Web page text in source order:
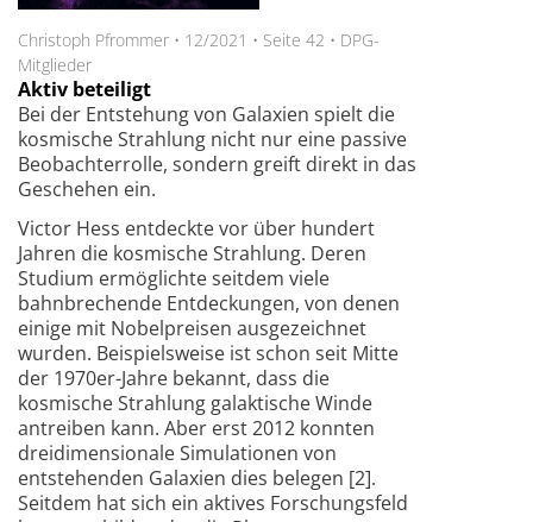
Christoph Pfrommer • 12/2021 • Seite 42 • DPG-
Mitglieder
Aktiv beteiligt
Bei der Entstehung von Galaxien spielt die
kosmische Strahlung nicht nur eine passive
Beobachterrolle, sondern greift direkt in das
Geschehen ein.
Victor Hess entdeckte vor über hundert
Jahren die kosmische Strahlung. Deren
Studium ermöglichte seitdem viele
bahnbrechende Entdeckungen, von denen
einige mit Nobelpreisen ausgezeichnet
wurden. Beispielsweise ist schon seit Mitte
der 1970er-Jahre bekannt, dass die
kosmische Strahlung galaktische Winde
antreiben kann. Aber erst 2012 konnten
dreidimensionale Simulationen von
entstehenden Galaxien dies belegen [2].
Seitdem hat sich ein aktives Forschungsfeld